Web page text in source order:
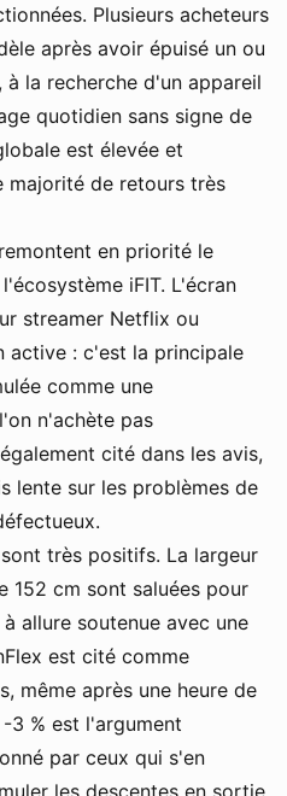
Plusieurs acheteurs
après avoir épuisé un ou
la recherche d'un appareil
quotidien sans signe de
est élevée et
majorité de retours très
en priorité le
iFIT. L'écran
streamer Netflix ou
active : c'est la principale
comme une
n'achète pas
cité dans les avis,
lente sur les problèmes de
très positifs. La largeur
152 cm sont saluées pour
allure soutenue avec une
est cité comme
même après une heure de
3 % est l'argument
par ceux qui s'en
les descentes en sortie